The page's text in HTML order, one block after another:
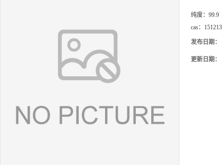
纯度： 99.9
cas：
发布日期：
更新日期：